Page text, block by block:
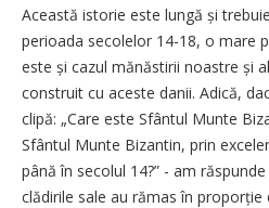
Această istorie este lungă și
perioada secolelor 14-18, o mare
este și cazul mănăstirii noastre și
construit cu aceste danii. Adică,
clipă: „Care este Sfântul Munte
Sfântul Munte Bizantin, prin
până în secolul 14?” - am
clădirile sale au rămas în proporție